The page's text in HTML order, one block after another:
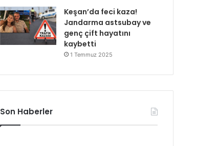
Keşan’da feci kaza!
Jandarma astsubay ve
genç çift hayatını
kaybetti
1 Temmuz 2025
Son Haberler